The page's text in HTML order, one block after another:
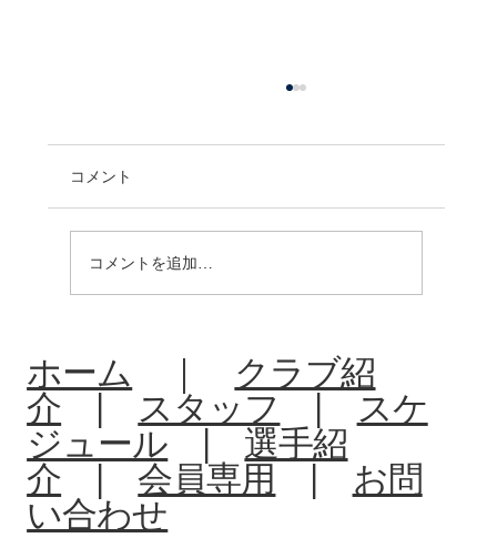
コメント
コメントを追加…
ホーム ｜ クラブ紹
介
スタッフ
スケ
ジュール
選手紹
介 |会員専用
お問
い合わせ